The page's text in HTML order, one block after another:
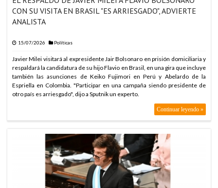
CON SU VISITA EN BRASIL "ES ARRIESGADO", ADVIERTE
ANALISTA
15/07/2026 Políticas
Javier Milei visitará al expresidente Jair Bolsonaro en prisión domiciliaria y
respaldará la candidatura de su hijo Flavio en Brasil, en una gira que incluye
también las asunciones de Keiko Fujimori en Perú y Abelardo de la
Espriella en Colombia. "Participar en una campaña siendo presidente de
otro país es arriesgado", dijo a Sputnik un experto.
Continuar leyendo »